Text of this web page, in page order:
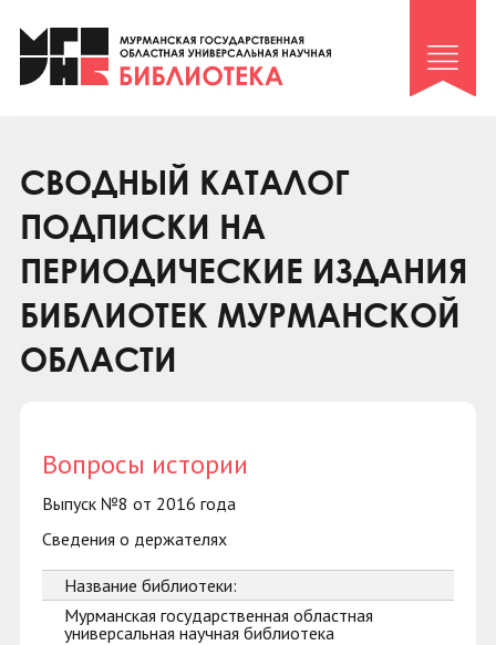
Клуб «Гиря и сельдерей»
Клуб «Семейный архив»
Коллегам
Контакты
СВОДНЫЙ КАТАЛОГ
ПОДПИСКИ НА
ПЕРИОДИЧЕСКИЕ ИЗДАНИЯ
БИБЛИОТЕК МУРМАНСКОЙ
ОБЛАСТИ
Вопросы истории
Выпуск №8 от 2016 года
Сведения о держателях
Название библиотеки:
Мурманская государственная областная
универсальная научная библиотека